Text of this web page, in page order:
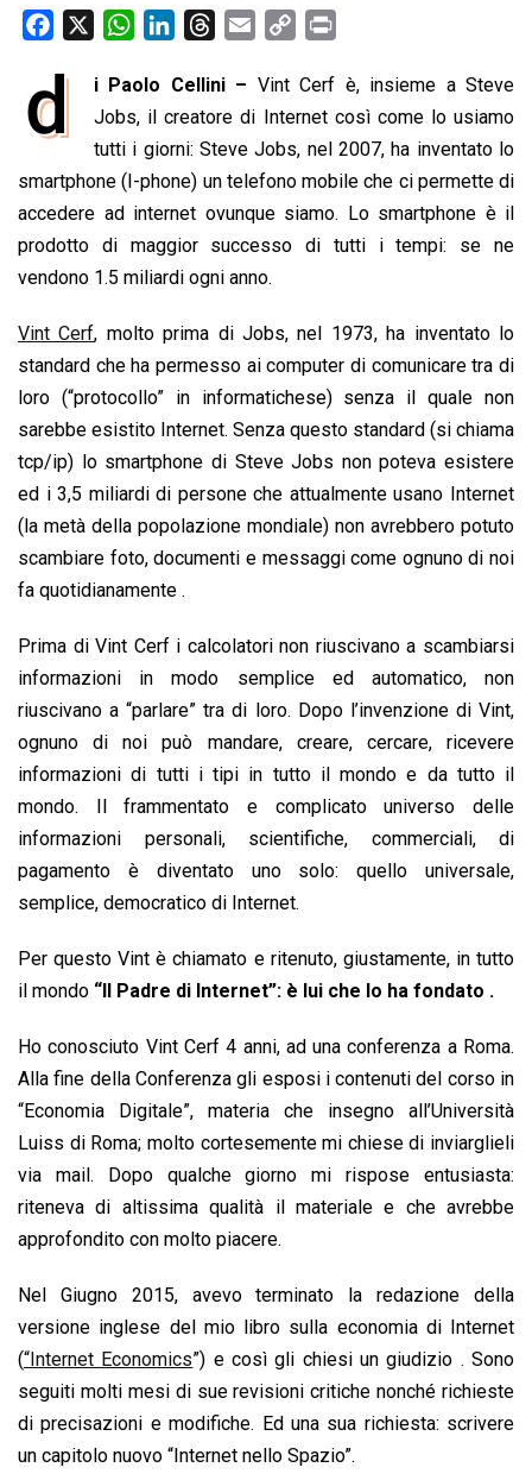
e
o
o
k
W
a
t
s
A
p
p
n
k
e
d
I
n
r
e
a
d
s
a
l
p
y
L
i
n
n
t
d i Paolo Cellini – Vint Cerf è, insieme a Steve
Jobs, il creatore di Internet così come lo usiamo
tutti i giorni: Steve Jobs, nel 2007, ha inventato lo
smartphone (I-phone) un telefono mobile che ci permette di
accedere ad internet ovunque siamo. Lo smartphone è il
prodotto di maggior successo di tutti i tempi: se ne
vendono 1.5 miliardi ogni anno.
Vint Cerf, molto prima di Jobs, nel 1973, ha inventato lo
standard che ha permesso ai computer di comunicare tra di
loro (“protocollo” in informatichese) senza il quale non
sarebbe esistito Internet. Senza questo standard (si chiama
tcp/ip) lo smartphone di Steve Jobs non poteva esistere
ed i 3,5 miliardi di persone che attualmente usano Internet
(la metà della popolazione mondiale) non avrebbero potuto
scambiare foto, documenti e messaggi come ognuno di noi
fa quotidianamente .
Prima di Vint Cerf i calcolatori non riuscivano a scambiarsi
informazioni in modo semplice ed automatico, non
riuscivano a “parlare” tra di loro. Dopo l’invenzione di Vint,
ognuno di noi può mandare, creare, cercare, ricevere
informazioni di tutti i tipi in tutto il mondo e da tutto il
mondo. Il frammentato e complicato universo delle
informazioni personali, scientifiche, commerciali, di
pagamento è diventato uno solo: quello universale,
semplice, democratico di Internet.
Per questo Vint è chiamato e ritenuto, giustamente, in tutto
il mondo “Il Padre di Internet”: è lui che lo ha fondato .
Ho conosciuto Vint Cerf 4 anni, ad una conferenza a Roma.
Alla fine della Conferenza gli esposi i contenuti del corso in
“Economia Digitale”, materia che insegno all’Università
Luiss di Roma; molto cortesemente mi chiese di inviarglieli
via mail. Dopo qualche giorno mi rispose entusiasta:
riteneva di altissima qualità il materiale e che avrebbe
approfondito con molto piacere.
Nel Giugno 2015, avevo terminato la redazione della
versione inglese del mio libro sulla economia di Internet
(“Internet Economics”) e così gli chiesi un giudizio . Sono
seguiti molti mesi di sue revisioni critiche nonché richieste
di precisazioni e modifiche. Ed una sua richiesta: scrivere
un capitolo nuovo “Internet nello Spazio”.